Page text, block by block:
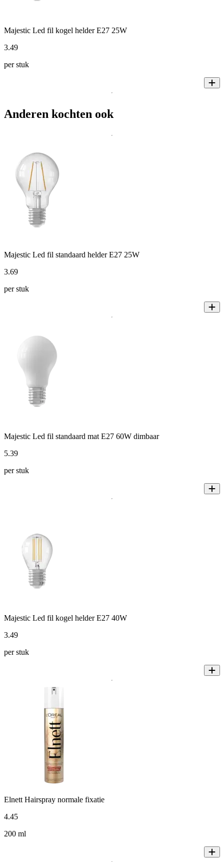
Majestic Led fil kogel helder E27 25W
3.49
per stuk
Anderen kochten ook
Majestic Led fil standaard helder E27 25W
3.69
per stuk
Majestic Led fil standaard mat E27 60W dimbaar
5.39
per stuk
Majestic Led fil kogel helder E27 40W
3.49
per stuk
Elnett Hairspray normale fixatie
4.45
200 ml